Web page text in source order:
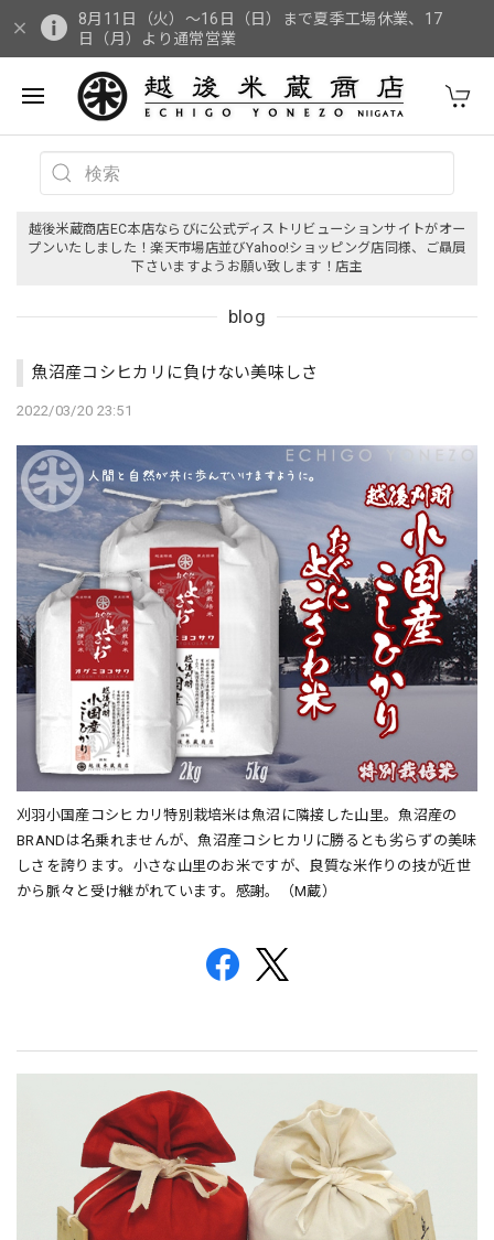
8月11日（火）～16日（日）まで夏季工場休業、17
日（月）より通常営業
越後米蔵商店EC本店ならびに公式ディストリビューションサイトがオー
プンいたしました！楽天市場店並びYahoo!ショッピング店同様、ご贔屓
下さいますようお願い致します！店主
blog
魚沼産コシヒカリに負けない美味しさ
2022/03/20 23:51
刈羽小国産コシヒカリ特別栽培米は魚沼に隣接した山里。魚沼産の
BRANDは名乗れませんが、魚沼産コシヒカリに勝るとも劣らずの美味
しさを誇ります。小さな山里のお米ですが、良質な米作りの技が近世
から脈々と受け継がれています。感謝。（M蔵）